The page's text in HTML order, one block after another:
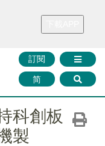
財華證券 媒體矩陣
訂閱
简
科創板
製